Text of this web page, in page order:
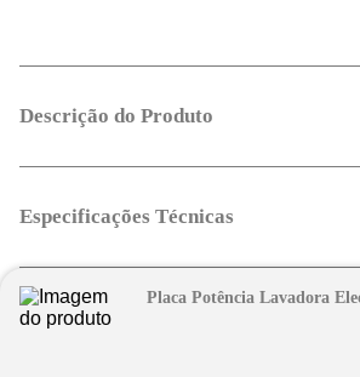
Descrição do Produto
Especificações Técnicas
Placa Potência Lavadora